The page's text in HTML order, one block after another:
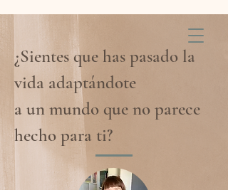
¿Sientes que has pasado la
vida adaptándote
a un mundo que no parece
hecho para ti?